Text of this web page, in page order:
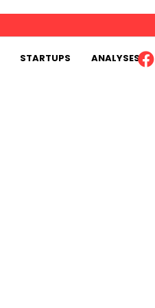
STARTUPS
ANALYSES